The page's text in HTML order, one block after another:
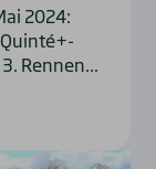
2024:
Rennen...